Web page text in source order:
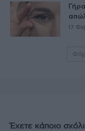
17
Έχετε κάποιο